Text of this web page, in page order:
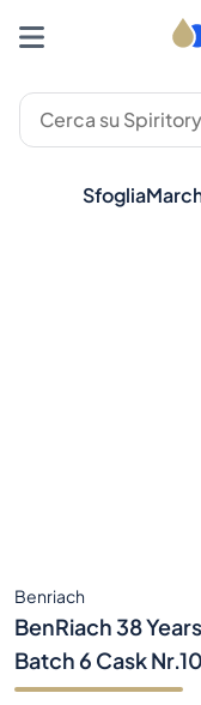
Sfoglia
Benriach
BenRiach 38
Batch 6 Cask